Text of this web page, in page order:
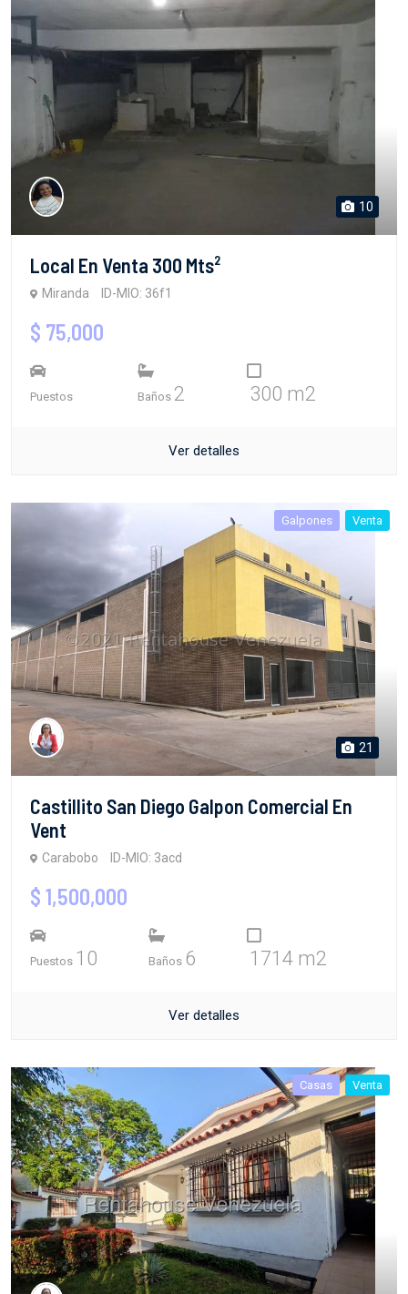
10
Local En Venta 300 Mts²
Miranda ID-MIO: 36f1
$ 75,000
Puestos Baños 2 300 m2
Ver detalles
Galpones Venta
21
Castillito San Diego Galpon Comercial En
Vent
Carabobo ID-MIO: 3acd
$ 1,500,000
Puestos 10 Baños 6 1714 m2
Ver detalles
Casas Venta